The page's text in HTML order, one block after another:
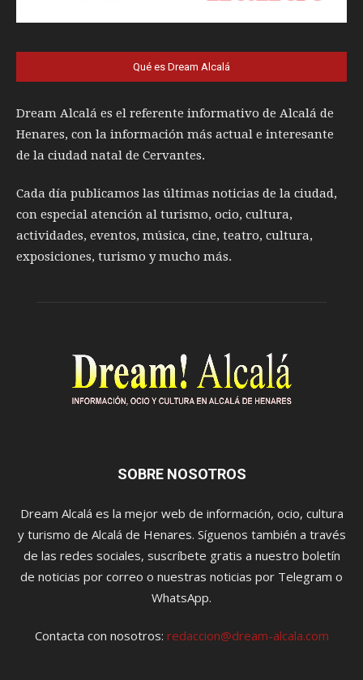
Qué es Dream Alcalá
Dream Alcalá es el referente informativo de Alcalá de
Henares, con la información más actual e interesante
de la ciudad natal de Cervantes.
Cada día publicamos las últimas noticias de la ciudad,
con especial atención al turismo, ocio, cultura,
actividades, eventos, música, cine, teatro, cultura,
exposiciones, turismo y mucho más.
SOBRE NOSOTROS
Dream Alcalá es la mejor web de información, ocio, cultura
y turismo de Alcalá de Henares. Síguenos también a través
de las redes sociales, suscríbete gratis a nuestro boletín
de noticias por correo o nuestras noticias por Telegram o
WhatsApp.
Contacta con nosotros: redaccion@dream-alcala.com